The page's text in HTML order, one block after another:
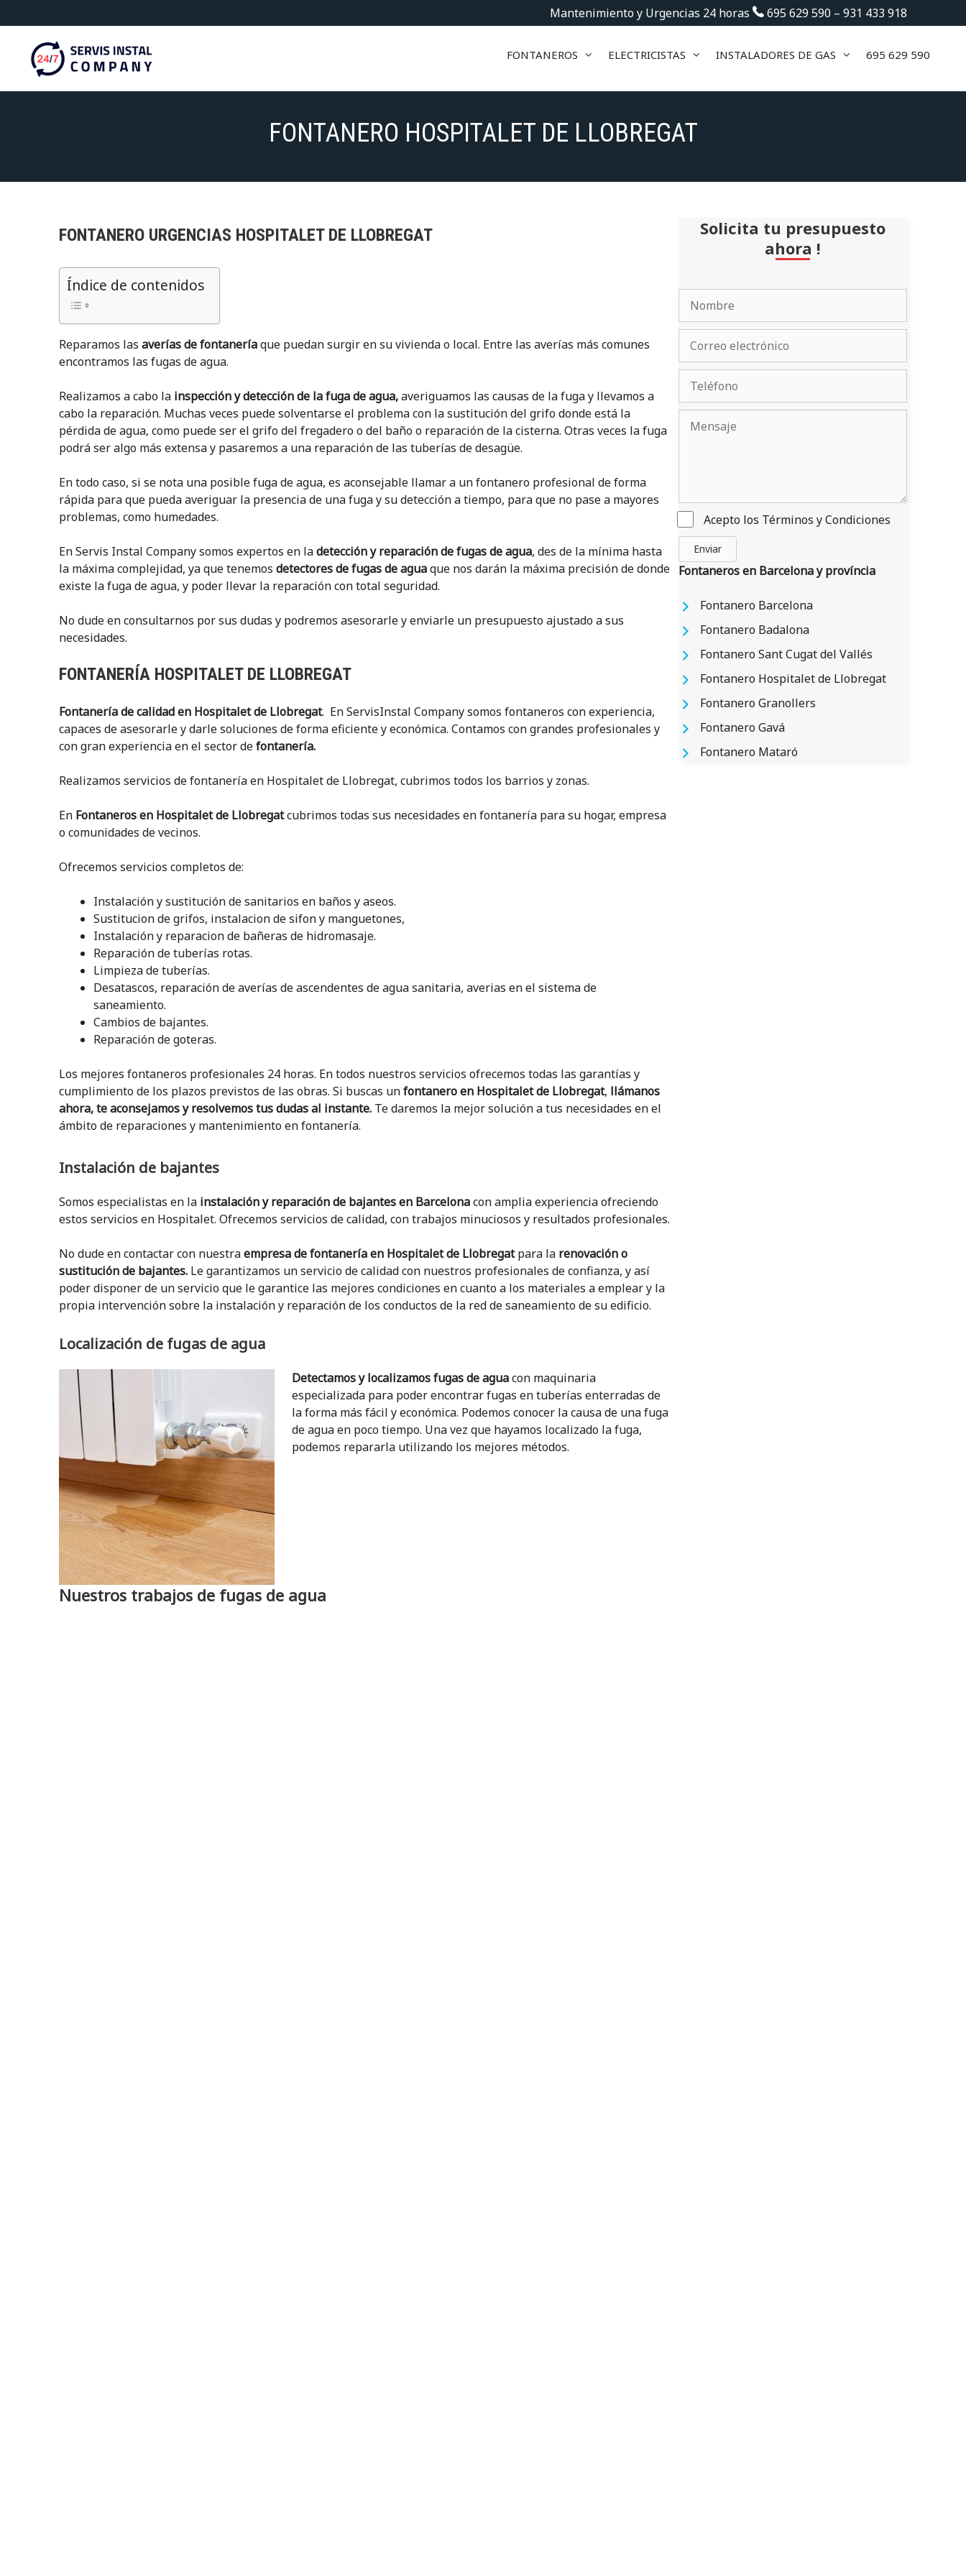
al
contenido
Mantenimiento y Urgencias 24 horas 695 629 590 – 931 433 918
FONTANEROS ELECTRICISTAS INSTALADORES DE GAS 695 629 590
FONTANERO HOSPITALET DE LLOBREGAT
FONTANERO URGENCIAS HOSPITALET DE LLOBREGAT
Índice de contenidos
Reparamos las averías de fontaneríaque puedan surgir en su vivienda o local. Entre las averías más comunes
encontramos las fugas de agua.
Realizamos a cabo la inspección y detección de la fuga de agua,averiguamos las causas de la fuga y llevamos a
cabo la reparación. Muchas veces puede solventarse el problema con la sustitución del grifo donde está la
pérdida de agua, como puede ser el grifo del fregadero o del baño o reparación de la cisterna. Otras veces la fuga
podrá ser algo más extensa y pasaremos a una reparación de las tuberías de desagüe.
En todo caso, si se nota una posible fuga de agua, es aconsejable llamar a un fontanero profesional de forma
rápida para que pueda averiguar la presencia de una fuga y su detección a tiempo, para que no pase a mayores
problemas, como humedades.
En Servis Instal Company somos expertos en ladetección y reparación de fugas de agua, des de la mínima hasta
la máxima complejidad, ya que tenemos detectores de fugas de aguaque nos darán la máxima precisión de donde
existe la fuga de agua, y poder llevar la reparación con total seguridad.
No dude en consultarnos por sus dudas y podremos asesorarle y enviarle un presupuesto ajustado a sus
necesidades.
FONTANERÍA HOSPITALET DE LLOBREGAT
Fontanería de calidad en Hospitalet de Llobregat. En ServisInstal Company somos fontaneros con experiencia,
capaces de asesorarle y darle soluciones de forma eficiente y económica. Contamos con grandes profesionales y
con gran experiencia en el sector defontanería.
Realizamos servicios de fontanería en Hospitalet de Llobregat, cubrimos todos los barrios y zonas.
En Fontaneros en Hospitalet de Llobregatcubrimos todas sus necesidades en fontanería para su hogar, empresa
o comunidades de vecinos.
Ofrecemos servicios completos de:
Instalación y sustitución de sanitarios en baños y aseos.
Sustitucion de grifos, instalacion de sifon y manguetones,
Instalación y reparacion de bañeras de hidromasaje.
Reparación de tuberías rotas.
Limpieza de tuberías.
Desatascos, reparación de averías de ascendentes de agua sanitaria, averias en el sistema de
saneamiento.
Cambios de bajantes.
Reparación de goteras.
Los mejores fontaneros profesionales 24 horas. En todos nuestros servicios ofrecemos todas las garantías y
cumplimiento de los plazos previstos de las obras. Si buscas unfontanero en Hospitalet de Llobregat, llámanos
ahora, te aconsejamos y resolvemos tus dudas al instante. Te daremos la mejor solución a tus necesidades en el
ámbito de reparaciones y mantenimiento en fontanería.
Instalación de bajantes
Somos especialistas en la instalación y reparación de bajantes en Barcelonacon amplia experiencia ofreciendo
estos servicios en Hospitalet. Ofrecemos servicios de calidad, con trabajos minuciosos y resultados profesionales.
No dude en contactar con nuestraempresa de fontanería en Hospitalet de Llobregatpara la renovación o
sustitución de bajantes. Le garantizamos un servicio de calidad con nuestros profesionales de confianza, y así
poder disponer de un servicio que le garantice las mejores condiciones en cuanto a los materiales a emplear y la
propia intervención sobre la instalación y reparación de los conductos de la red de saneamiento de su edificio.
Localización de fugas de agua
Detectamos y localizamos fugas de aguacon maquinaria
especializada para poder encontrar fugas en tuberías enterradas de
la forma más fácil y económica. Podemos conocer la causa de una fuga
de agua en poco tiempo. Una vez que hayamos localizado la fuga,
podemos repararla utilizando los mejores métodos.
Nuestros trabajos de fugas de agua
Solicita tu presupuesto
ahora !
Acepto los Términos y Condiciones
Enviar
Fontaneros en Barcelona y província
Fontanero Barcelona
Fontanero Badalona
Fontanero Sant Cugat del Vallés
Fontanero Hospitalet de Llobregat
Fontanero Granollers
Fontanero Gavá
Fontanero Mataró